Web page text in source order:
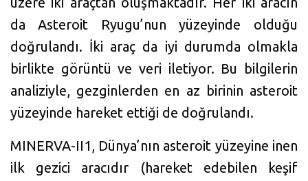
da Asteroit Ryugu’nun yüzeyinde olduğu
doğrulandı. İki araç da iyi durumda olmakla
birlikte görüntü ve veri iletiyor. Bu bilgilerin
analiziyle, gezginlerden en az birinin asteroit
yüzeyinde hareket ettiği de doğrulandı.
MINERVA-II1, Dünya’nın asteroit yüzeyine inen
ilk gezici aracıdır (hareket edebilen keşif